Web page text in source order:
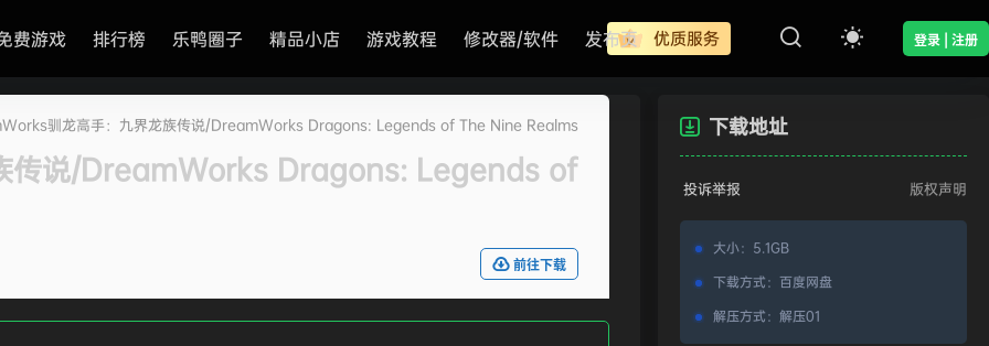
优质服务 登录 | 注册
费游戏 排行榜 乐鸭圈子 精品小店 游戏教程 修改器/软件 发布页
驯龙高手：九界龙族传说/DreamWorks Dragons: Legends of The Nine Realms
传说/DreamWorks Dragons: Legends of
前往下载
下载地址
投诉举报 版权声明
大小： 5.1GB
下载方式： 百度网盘
解压方式： 解压01